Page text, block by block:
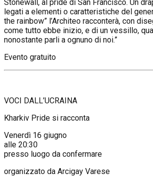
Stonewall, al pride di San Francisco. Un
legati a elementi o caratteristiche del
the rainbow” l’Architeo racconterà, con
come tutto ebbe inizio, e di un vessillo,
nonostante parli a ognuno di noi.”
Evento gratuito
VOCI DALL’UCRAINA
Kharkiv Pride si racconta
Venerdì 16 giugno
alle 20:30
presso luogo da confermare
organizzato da Arcigay Varese